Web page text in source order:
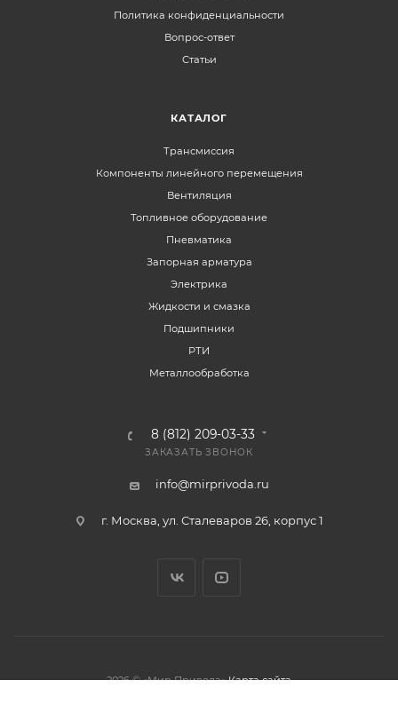
Политика конфиденциальности
Вопрос-ответ
Статьи
КАТАЛОГ
Трансмиссия
Компоненты линейного перемещения
Вентиляция
Топливное оборудование
Пневматика
Запорная арматура
Электрика
Жидкости и смазка
Подшипники
РТИ
Металлообработка
8 (812) 209-03-33
ЗАКАЗАТЬ ЗВОНОК
info@mirprivoda.ru
г. Москва, ул. Сталеваров 26, корпус 1
2026 © «Мир Привода» Карта сайта